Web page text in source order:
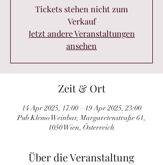
Tickets stehen nicht zum
Verkauf
Jetzt andere Veranstaltungen
ansehen
Zeit & Ort
14 Apr 2025, 17:00 – 19 Apr 2025, 23:00
Pub Klemo Weinbar, Margaretenstraße 61,
1050 Wien, Österreich
Über die Veranstaltung